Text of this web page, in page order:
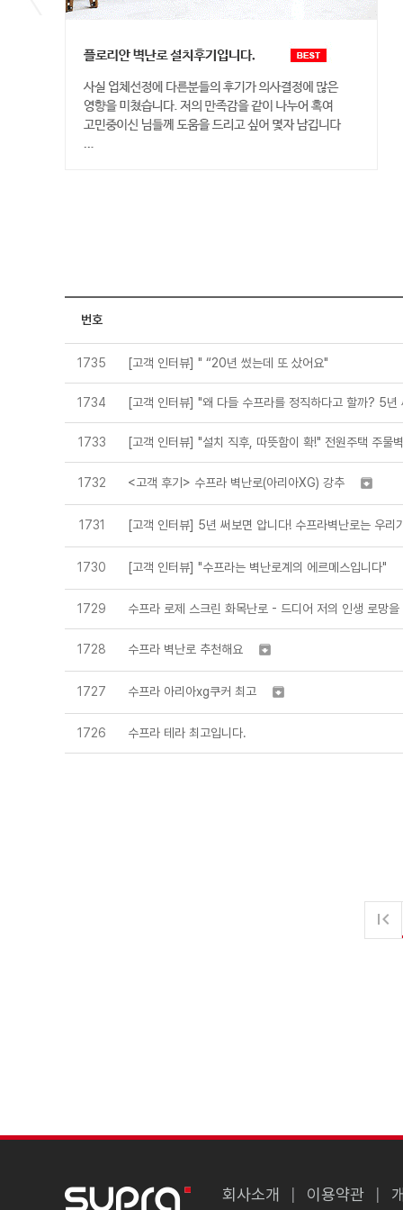
번호
1735 [고객 인터뷰] " “20년 썼는데 또 샀어요"
1734 [고객 인터뷰] "왜 다들 수프라를 정직하다고 할까? 5년
1733 [고객 인터뷰] "설치 직후, 따뜻함이 확!" 전원주택 주물
1732 <고객 후기> 수프라 벽난로(아리아XG) 강추 
1731 [고객 인터뷰] 5년 써보면 압니다! 수프라벽난로는 우리
1730 [고객 인터뷰] "수프라는 벽난로계의 에르메스입니다"
1729 수프라 로제 스크린 화목난로 - 드디어 저의 인생 로망을
1728 수프라 벽난로 추천해요 
1727 수프라 아리아xg쿠커 최고 
1726 수프라 테라 최고입니다.

회사소개 이용약관